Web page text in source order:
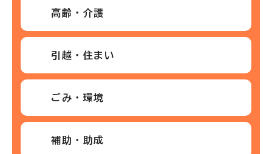
高齢・介護
引越・住まい
ごみ・環境
補助・助成